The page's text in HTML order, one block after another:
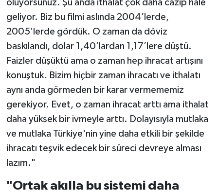
oluyorsunuz. Şu anda ithalat çok daha cazip hale
geliyor. Biz bu filmi aslında 2004’lerde,
2005’lerde gördük. O zaman da döviz
baskılandı, dolar 1,40’lardan 1,17’lere düştü.
Faizler düşüktü ama o zaman hep ihracat artışını
konuştuk. Bizim hiçbir zaman ihracatı ve ithalatı
aynı anda görmeden bir karar vermememiz
gerekiyor. Evet, o zaman ihracat arttı ama ithalat
daha yüksek bir ivmeyle arttı. Dolayısıyla mutlaka
ve mutlaka Türkiye'nin yine daha etkili bir şekilde
ihracatı teşvik edecek bir süreci devreye alması
lazım."
"Ortak akılla bu sistemi daha